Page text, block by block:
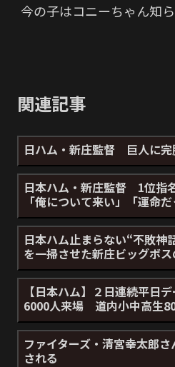
今の子はコニーちゃん知
関連記事
日ハム・新庄監督 巨人に完
日本ハム・新庄監督 1位指
「俺について来い」「運命だ
日本ハム止まらない“不敗
を一掃させた新庄ビッグボス
【日本ハム】２日連続平日
6000人来場 道内小中高生
ファイターズ・清宮幸太郎
される